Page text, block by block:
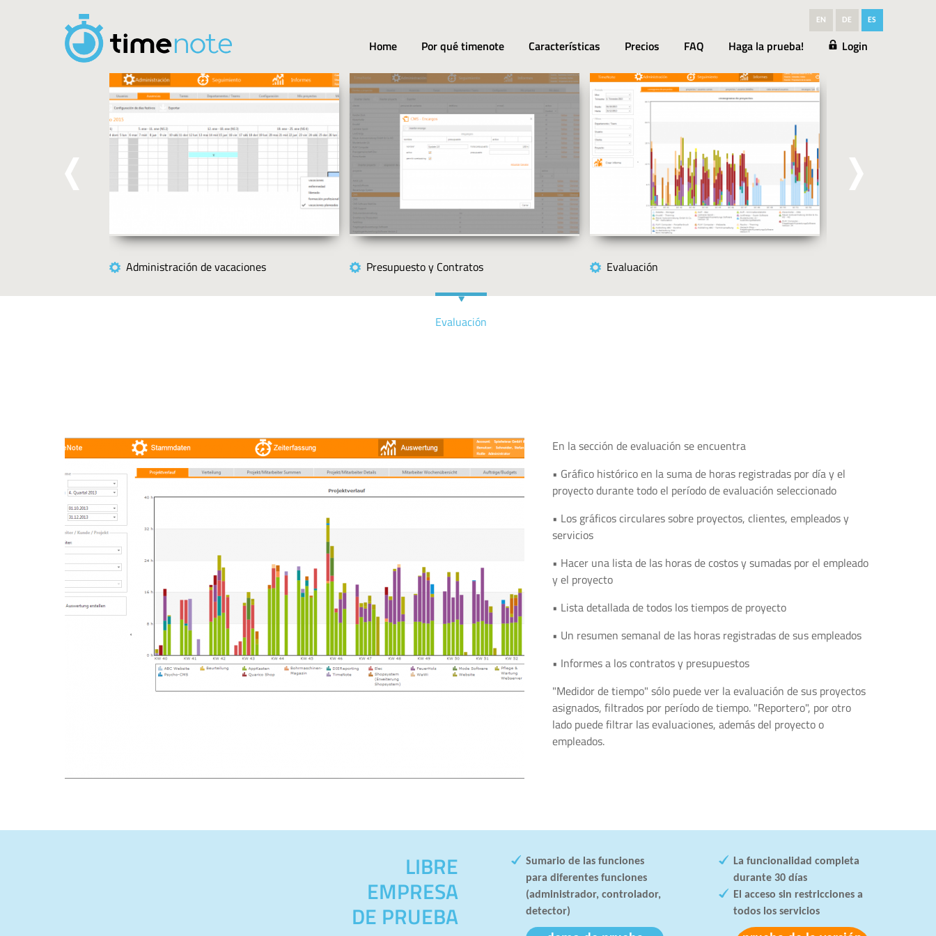
EN DE ES
Home Por qué timenote Características Precios FAQ Haga la prueba! Login
Administración de vacaciones Presupuesto y Contratos Evaluación
Evaluación
En la sección de evaluación se encuentra
• Gráfico histórico en la suma de horas registradas por día y el
proyecto durante todo el período de evaluación seleccionado
• Los gráficos circulares sobre proyectos, clientes, empleados y
servicios
• Hacer una lista de las horas de costos y sumadas por el empleado
y el proyecto
• Lista detallada de todos los tiempos de proyecto
• Un resumen semanal de las horas registradas de sus empleados
• Informes a los contratos y presupuestos
"Medidor de tiempo" sólo puede ver la evaluación de sus proyectos
asignados, filtrados por período de tiempo. "Reportero", por otro
lado puede filtrar las evaluaciones, además del proyecto o
empleados.
LIBRE
EMPRESA
DE PRUEBA
La funcionalidad completa
durante 30 días
El acceso sin restricciones a
todos los servicios
Sumario de las funciones
para diferentes funciones
(administrador, controlador,
detector)